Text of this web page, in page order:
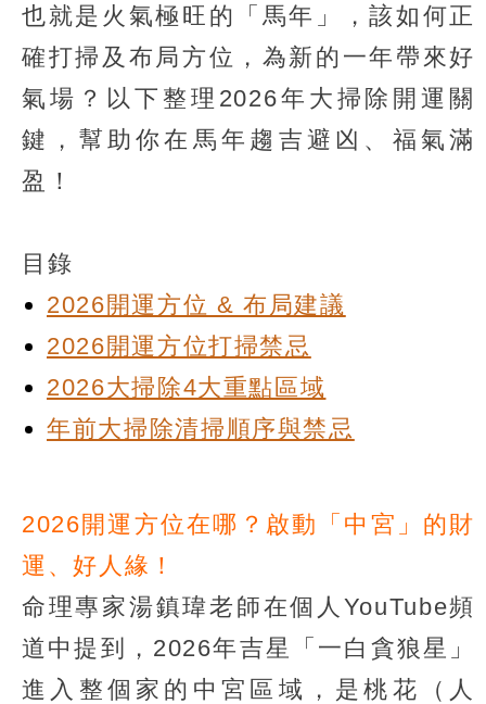
也就是火氣極旺的「馬年」，該如何正
確打掃及布局方位，為新的一年帶來好
氣場？以下整理2026年大掃除開運關
鍵，幫助你在馬年趨吉避凶、福氣滿
盈！
目錄
2026開運方位 & 布局建議
2026開運方位打掃禁忌
2026大掃除4大重點區域
年前大掃除清掃順序與禁忌
2026開運方位在哪？啟動「中宮」的財
運、好人緣！
命理專家湯鎮瑋老師在個人YouTube頻
道中提到，2026年吉星「一白貪狼星」
進入整個家的中宮區域，是桃花（人